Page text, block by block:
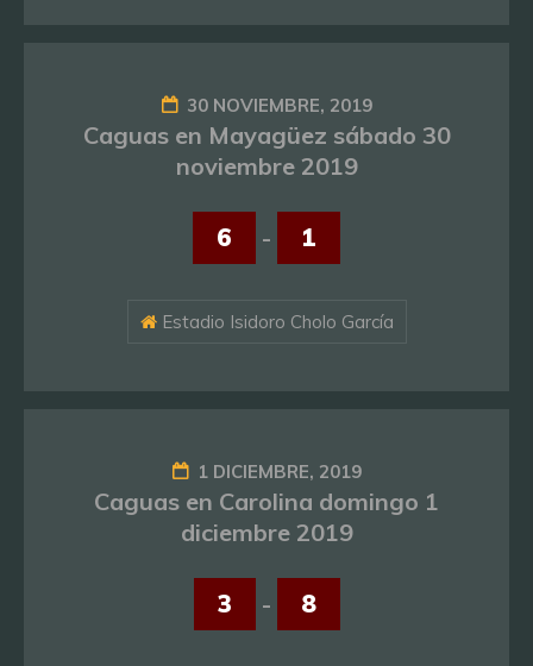
30 NOVIEMBRE, 2019
Caguas en Mayagüez sábado 30
noviembre 2019
6 - 1
Estadio Isidoro Cholo García
1 DICIEMBRE, 2019
Caguas en Carolina domingo 1
diciembre 2019
3 - 8